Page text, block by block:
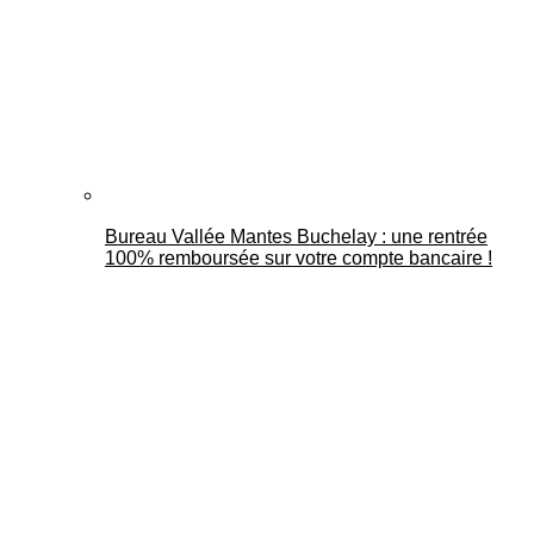
Bureau Vallée Mantes Buchelay : une rentrée
100% remboursée sur votre compte bancaire !